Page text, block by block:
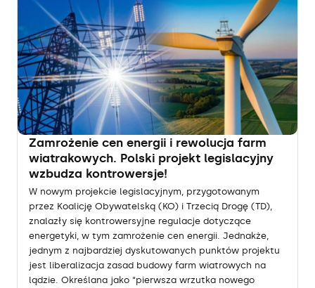
Zamrożenie cen energii i rewolucja farm
wiatrakowych. Polski projekt legislacyjny
wzbudza kontrowersje!
W nowym projekcie legislacyjnym, przygotowanym
przez Koalicję Obywatelską (KO) i Trzecią Drogę (TD),
znalazły się kontrowersyjne regulacje dotyczące
energetyki, w tym zamrożenie cen energii. Jednakże,
jednym z najbardziej dyskutowanych punktów projektu
jest liberalizacja zasad budowy farm wiatrowych na
lądzie. Określana jako “pierwsza wrzutka nowego